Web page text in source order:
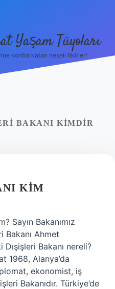
Yaşam Tüyoları
konfor katan neşeli fikirler!
BAKANI KIMDIR
KIM
Sayın Bakanımız
Bakanı Ahmet
Bakanı nereli?
1968, Alanya’da
ekonomist, iş
Bakanıdır. Türkiye’de